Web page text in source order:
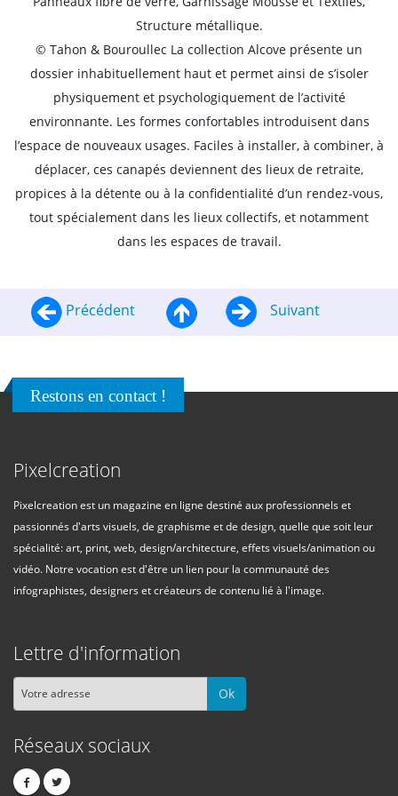
Structure métallique.
© Tahon & Bouroullec La collection Alcove présente un
dossier inhabituellement haut et permet ainsi de s’isoler
physiquement et psychologiquement de l’activité
environnante. Les formes confortables introduisent dans
l’espace de nouveaux usages. Faciles à installer, à combiner, à
déplacer, ces canapés deviennent des lieux de retraite,
propices à la détente ou à la confidentialité d’un rendez-vous,
tout spécialement dans les lieux collectifs, et notamment
dans les espaces de travail.
Précédent Suivant
Restons en contact !
Pixelcreation
Pixelcreation est un magazine en ligne destiné aux professionnels et
passionnés d'arts visuels, de graphisme et de design, quelle que soit leur
spécialité: art, print, web, design/architecture, effets visuels/animation ou
vidéo. Notre vocation est d'être un lien pour la communauté des
infographistes, designers et créateurs de contenu lié à l'image.
Lettre d'information
Ok
Réseaux sociaux